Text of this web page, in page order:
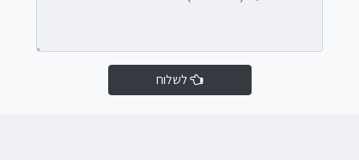
לשלוח